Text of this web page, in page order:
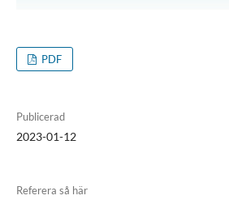
PDF
Publicerad
2023-01-12
Referera så här